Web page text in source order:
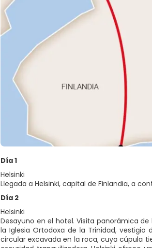
Día 1
Helsinki
Llegada a Helsinki, capital de Finlandia, a
Día 2
Helsinki
Desayuno en el hotel. Visita panorámica
la Iglesia Ortodoxa de la Trinidad, vestigio
circular excavada en la roca, cuya cúpula